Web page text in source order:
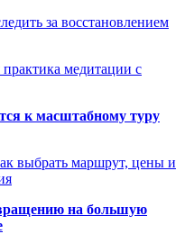
за восстановлением
медитации с
к масштабному туру
выбрать маршрут, цены и
на большую